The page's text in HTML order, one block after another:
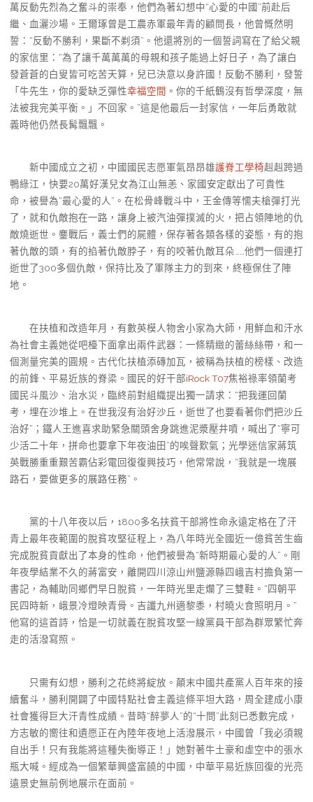
萬反動先烈為之奮斗的崇奉，他們為著幻想中“心愛的中國”前赴后
繼、血灑沙場。王爾琢曾是工農赤軍最年青的顧問長，他曾慨然明
誓：“反動不勝利，果斷不剃須”。他還將別的一個誓詞寫在了給父親
的家信里：“為了讓千萬萬萬的母親和孩子能過上好日子，為了讓白
發蒼蒼的白叟皆可吃苦天算，兒已決意以身許國！反動不勝利，發誓
「牛先生，你的愛缺乏彈性幸福空間 。你的千紙鶴沒有哲學深度，無
法被我完美平衡。」不回家。”這是他最后一封家信，一年后勇敢就
義時他仍然長髯飄飄。
新中國成立之初，中國國民志愿軍氣昂昂雄護脊工學椅赳赳跨過
鴨綠江，快要20萬好漢兒女為江山無恙、家國安定獻出了可貴性
命，被譽為“最心愛的人”。在松骨峰戰斗中，王金傳等懦夫槍彈打光
了，就和仇敵抱在一路，讓身上被汽油彈撲滅的火，把占領陣地的仇
敵燒逝世。鏖戰后，義士們的屍體，保存著各類各樣的姿態，有的抱
著仇敵的頭，有的掐著仇敵脖子，有的咬著仇敵耳朵……他們一個連打
逝世了300多個仇敵，保持比及了軍隊主力的到來，終極保住了陣
地。
在扶植和改造年月，有數英模人物舍小家為大師，用鮮血和汗水
為社會主義她從吧檯下面拿出兩件武器：一條精緻的蕾絲絲帶，和一
個測量完美的圓規。古代化扶植添磚加瓦，被稱為扶植的榜樣、改造
的前鋒、平易近族的脊梁。國民的好干部iRock T07焦裕祿率領蘭考
國民斗風沙、治水災，臨終前對組織提出獨一請求：“把我運回蘭
考，埋在沙堆上。在世我沒有治好沙丘，逝世了也要看著你們把沙丘
治好”；鐵人王進喜求助緊急關頭舍身跳進泥漿壓井噴，喊出了“寧可
少活二十年，拼命也要拿下年夜油田”的唉聲歎氣；光學迷信家蔣筑
英戰勝重重艱苦霸佔彩電回復復興技巧，他常常說，“我就是一塊展
路石，要做更多的展路任務”。
黨的十八年夜以后，1800多名扶貧干部將性命永遠定格在了汗
青上最年夜範圍的脫貧攻堅征程上，為八年時光全國近一億貧苦生齒
完成脫貧貢獻出了本身的性命，他們被譽為“新時期最心愛的人”。剛
年夜學結業不久的蔣富安，離開四川涼山州鹽源縣四峨吉村擔負第一
書記，為輔助同鄉們早日脫貧，一年時光里走爛了三雙鞋。“四朝平
民四時新，峨景冷燈映青骨。吉讖九州適黎黍，村曉火食照明月。”
他寫的這首詩，恰是一切就義在脫貧攻堅一線黨員干部為群眾繁忙奔
走的活潑寫照。
只需有幻想，勝利之花終將綻放。顛末中國共產黨人百年來的接
續奮斗，勝利開闢了中國特點社會主義這條平坦大路，周全建成小康
社會獲得巨大汗青性成績。昔時“醉夢人”的“十問”此刻已悉數完成，
方志敏的嚮往和遺愿正在內陸年夜地上活潑展示，中國曾「我必須親
自出手！只有我能將這種失衡導正！」她對著牛土豪和虛空中的張水
瓶大喊。經成為一個繁華興盛富饒的中國，中華平易近族回復的光亮
遠景史無前例地展示在面前。